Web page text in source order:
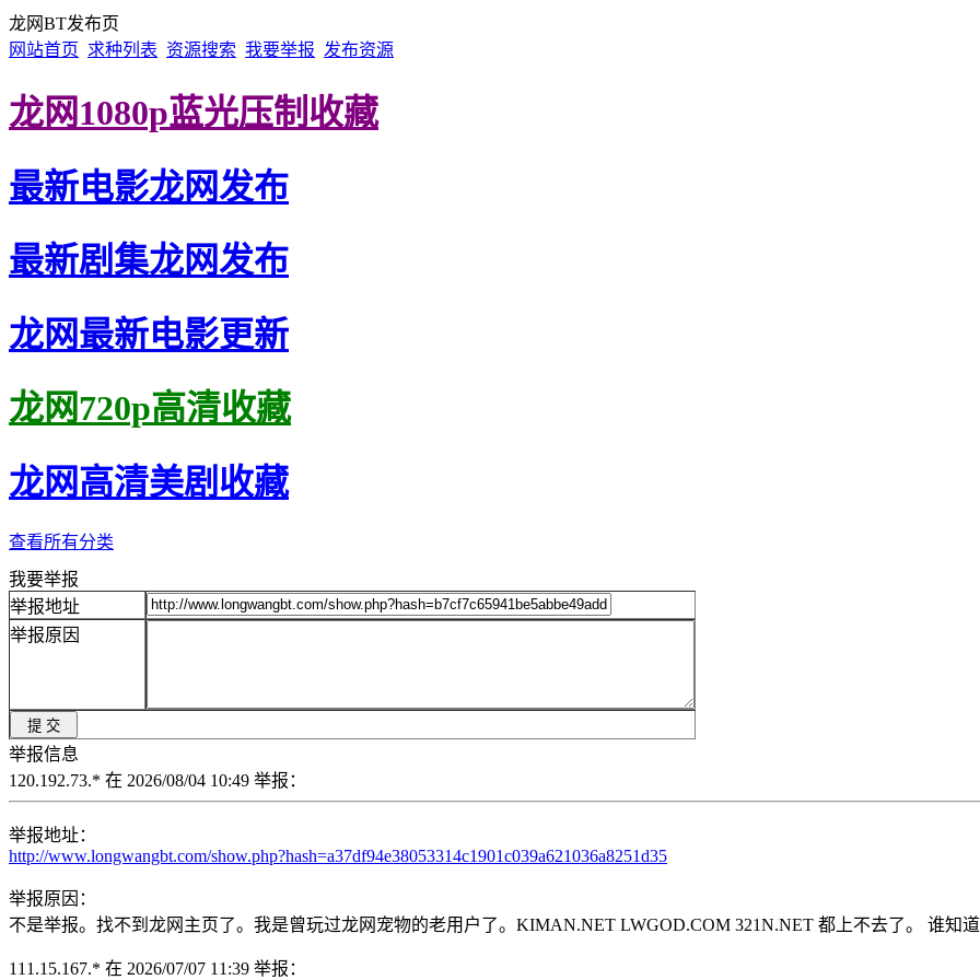
龙网BT发布页
网站首页 求种列表 资源搜索 我要举报 发布资源
龙网1080p蓝光压制收藏
最新电影龙网发布
最新剧集龙网发布
龙网最新电影更新
龙网720p高清收藏
龙网高清美剧收藏
查看所有分类
我要举报
举报地址
举报原因
举报信息
120.192.73.* 在 2026/08/04 10:49 举报：
举报地址：
http://www.longwangbt.com/show.php?hash=a37df94e38053314c1901c039a621036a8251d35
举报原因：
不是举报。找不到龙网主页了。我是曾玩过龙网宠物的老用户了。KIMAN.NET LWGOD.COM 321N.NET 都上不去了。 谁知
111.15.167.* 在 2026/07/07 11:39 举报：